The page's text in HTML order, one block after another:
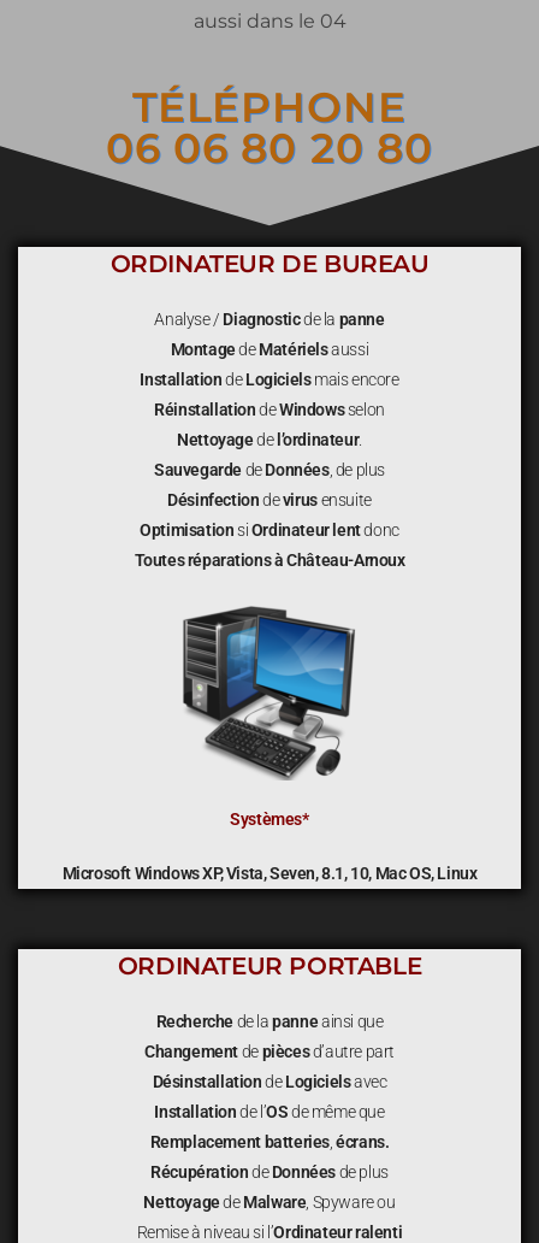
aussi dans le 04
TÉLÉPHONE
06 06 80 20 80
ORDINATEUR DE BUREAU
Analyse / Diagnosticde la panne
MontagedeMatérielsaussi
InstallationdeLogicielsmais encore
RéinstallationdeWindowsselon
Nettoyagede l’ordinateur.
SauvegardedeDonnées, de plus
Désinfectiondevirusensuite
OptimisationsiOrdinateur lentdonc
Toutes réparations à Château-Arnoux
Systèmes*
Microsoft Windows XP, Vista, Seven, 8.1, 10, Mac OS, Linux
ORDINATEUR PORTABLE
Recherchede lapanneainsi que
Changementdepiècesd’autre part
DésinstallationdeLogicielsavec
Installationde l’OSde même que
Remplacement batteries,écrans.
RécupérationdeDonnéesde plus
NettoyagedeMalware, Spyware ou
Remise à niveau si l’Ordinateur ralenti